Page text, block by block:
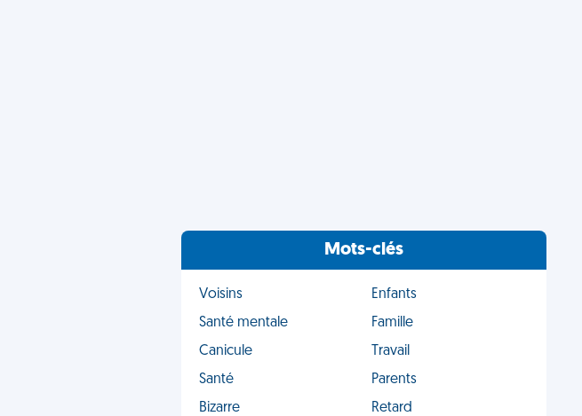
Mots-clés
Voisins
Enfants
Santé mentale
Famille
Canicule
Travail
Santé
Parents
Bizarre
Retard